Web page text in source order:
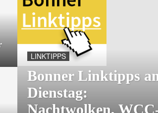
LINKTIPPS
Bonner Linktipps
Dienstag:
Nachtwolken,